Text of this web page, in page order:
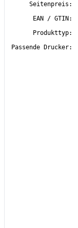
Seitenpreis:
EAN / GTIN:
Produkttyp:
Passende Drucker: